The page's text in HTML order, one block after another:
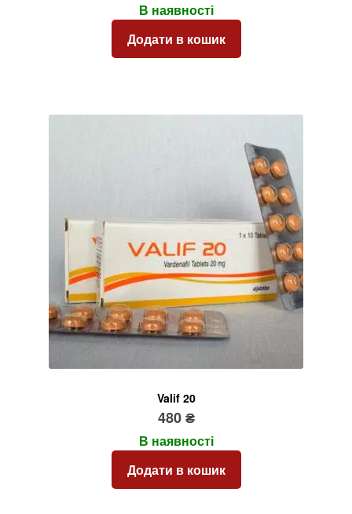
В наявності
Додати в кошик
Valif 20
480₴
В наявності
Додати в кошик